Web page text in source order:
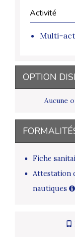
Activité
Multi-
OPTION
Aucune
Fiche
Attestation
nautiques